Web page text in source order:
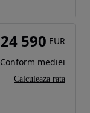
24 590 EUR
Conform mediei
Calculeaza rata